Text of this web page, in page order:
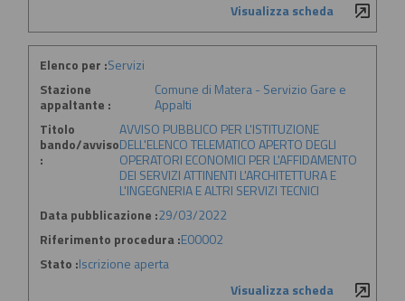
Visualizza scheda
Elenco per :Servizi
Stazione
appaltante :
Comune di Matera - Servizio Gare e
Appalti
Titolo
bando/avviso
:
AVVISO PUBBLICO PER L'ISTITUZIONE
DELL'ELENCO TELEMATICO APERTO DEGLI
OPERATORI ECONOMICI PER L'AFFIDAMENTO
DEI SERVIZI ATTINENTI L'ARCHITETTURA E
L'INGEGNERIA E ALTRI SERVIZI TECNICI
Data pubblicazione :29/03/2022
Riferimento procedura :E00002
Stato :Iscrizione aperta
Visualizza scheda